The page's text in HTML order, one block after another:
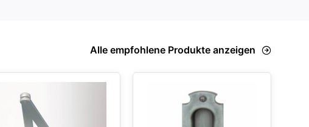
Alle empfohlene Produkte anzeigen